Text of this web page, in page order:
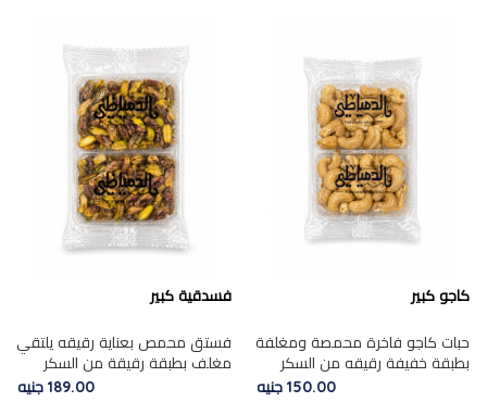
كاجو كبير
حبات كاجو فاخرة محمصة ومغلفة
بطبقة خفيفة رقيقه من السكر
المكرمل، تجمع بين توازن النعومة
150.00 جنيه
فسدقية كبير
فستق محمص بعناية رقيقه يلتقي
مغلف بطبقة رقيقة من السكر
المكرمل، ليقدم مذاقًا فاخرًا حلوي
189.00 جنيه